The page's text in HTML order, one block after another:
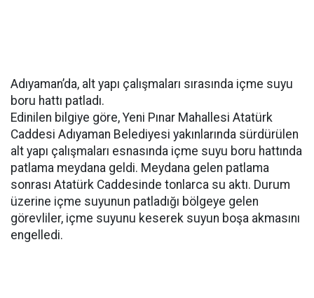
Adıyaman’da, alt yapı çalışmaları sırasında içme suyu
boru hattı patladı.
Edinilen bilgiye göre, Yeni Pınar Mahallesi Atatürk
Caddesi Adıyaman Belediyesi yakınlarında sürdürülen
alt yapı çalışmaları esnasında içme suyu boru hattında
patlama meydana geldi. Meydana gelen patlama
sonrası Atatürk Caddesinde tonlarca su aktı. Durum
üzerine içme suyunun patladığı bölgeye gelen
görevliler, içme suyunu keserek suyun boşa akmasını
engelledi.